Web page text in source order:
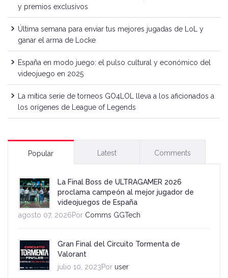
y premios exclusivos
Última semana para enviar tus mejores jugadas de LoL y
ganar el arma de Locke
España en modo juego: el pulso cultural y económico del
videojuego en 2025
La mítica serie de torneos GO4LOL lleva a los aficionados a
los orígenes de League of Legends
Popular Latest Comments
La Final Boss de ULTRAGAMER 2026
proclama campeón al mejor jugador de
videojuegos de España
agosto 07, 2026Por Comms GGTech
Gran Final del Circuito Tormenta de
Valorant
julio 10, 2023Por user